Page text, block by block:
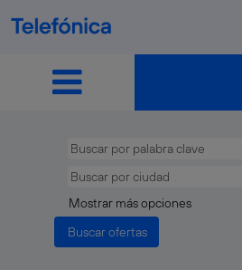
Mostrar más opciones